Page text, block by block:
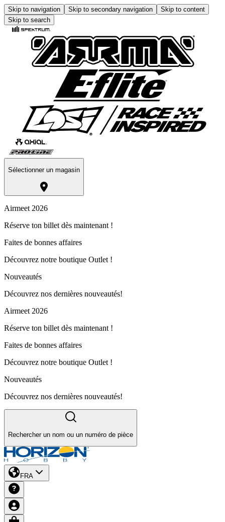
Skip to navigation Skip to secondary navigation
Skip to content
Skip to search
Sélectionner un magasin
Airmeet 2026
Réserve ton billet dès maintenant !
Faites de bonnes affaires
Découvrez notre boutique Outlet !
Nouveautés
Découvrez nos dernières nouveautés!
Airmeet 2026
Réserve ton billet dès maintenant !
Faites de bonnes affaires
Découvrez notre boutique Outlet !
Nouveautés
Découvrez nos dernières nouveautés!
Rechercher un nom ou un numéro de pièce
FRA